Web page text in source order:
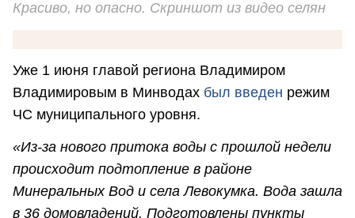
Красиво, но опасно. Скриншот из видео селян
Уже 1 июня главой региона Владимиром
Владимировым в Минводах был введен режим
ЧС муниципального уровня.
«Из-за нового притока воды с прошлой недели
происходит подтопление в районе
Минеральных Вод и села Левокумка. Вода зашла
в 36 домовладений. Подготовлены пункты